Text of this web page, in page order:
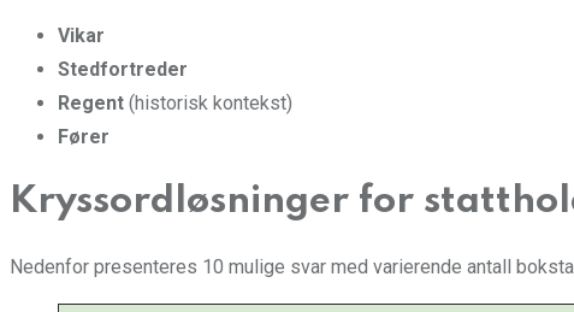
Vikar
Stedfortreder
Regent (historisk kontekst)
Fører
Kryssordløsninger for
Nedenfor presenteres 10 mulige svar med varierende antall